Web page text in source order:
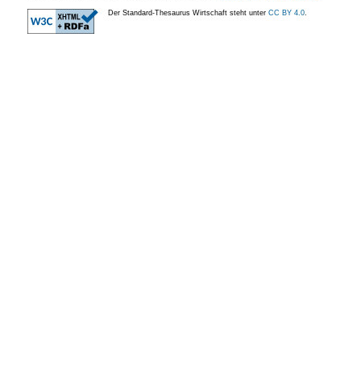
Der Standard-Thesaurus Wirtschaft steht unter CC BY 4.0